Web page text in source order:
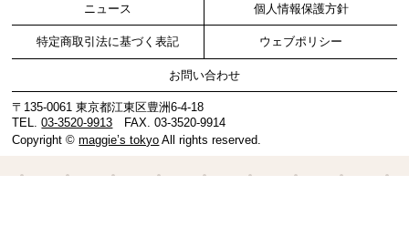
ニュース 個人情報保護方針
特定商取引法に基づく表記 ウェブポリシー
お問い合わせ
〒135-0061 東京都江東区豊洲6-4-18
TEL.03-3520-9913 FAX. 03-3520-9914
Copyright ©maggie’s tokyo All rights reserved.